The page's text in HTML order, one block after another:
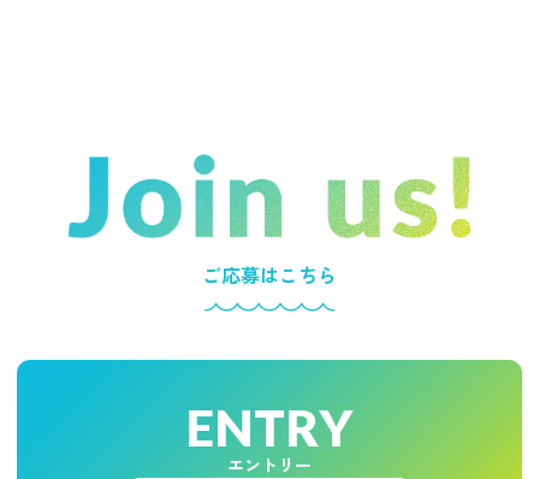
ご応募はこちら
ENTRY
エントリー